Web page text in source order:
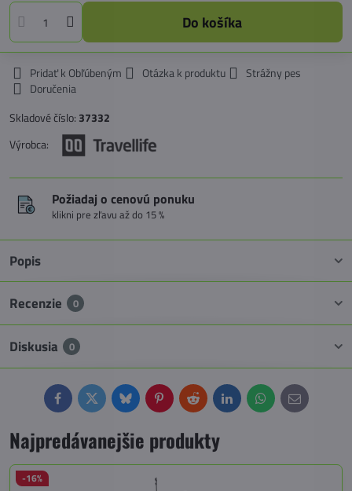
Do košíka
Pridať k Obľúbeným Otázka k produktu
Strážny pes
Doručenia
Skladové číslo: 37332
Výrobca:
Požiadaj o cenovú ponuku
klikni pre zľavu až do 15 %
Popis
Recenzie 0
Diskusia 0
FacebookTwitterBlueskyPinterestReddit LinkedInWhatsApp
E-
mail
Najpredávanejšie produkty
-16%